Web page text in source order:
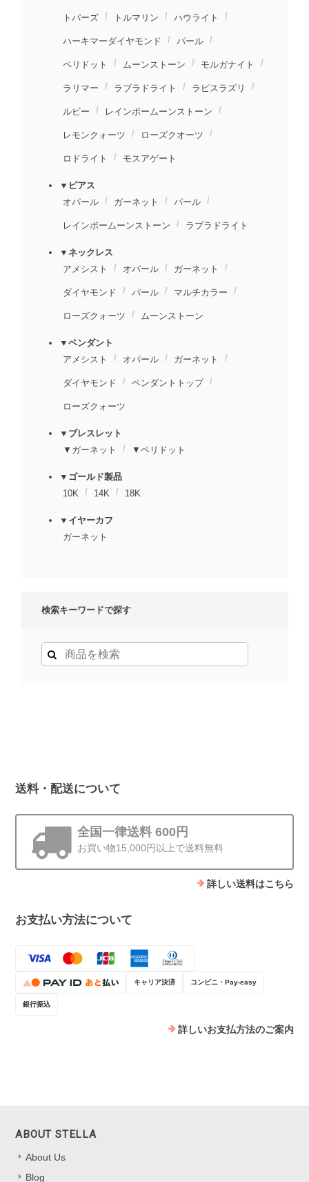
トパーズ トルマリン ハウライト
ハーキマーダイヤモンド パール
ペリドット ムーンストーン モルガナイト
ラリマー ラブラドライト ラピスラズリ
ルビー レインボームーンストーン
レモンクォーツ ローズクオーツ
ロドライト モスアゲート
▼ピアス
オパール
ガーネット パール
レインボームーンストーン ラブラドライト
▼ネックレス
アメシスト
オパール ガーネット
ダイヤモンド パール マルチカラー
ローズクォーツ ムーンストーン
▼ペンダント
アメシスト
オパール ガーネット
ダイヤモンド ペンダントトップ
ローズクォーツ
▼ブレスレット
▼ガーネット
▼ペリドット
▼ゴールド製品
10K
14K 18K
▼イヤーカフ
ガーネット
検索キーワードで探す
送料・配送について
全国一律送料 600円
お買い物15,000円以上で送料無料
詳しい送料はこちら
お支払い方法について
キャリア決済 コンビニ・Pay-easy
銀行振込
詳しいお支払方法のご案内
ABOUT STELLA
About Us
Blog